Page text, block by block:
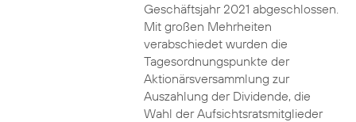
Geschäftsjahr 2021 abgeschlossen.
Mit großen Mehrheiten
verabschiedet wurden die
Tagesordnungspunkte der
Aktionärsversammlung zur
Auszahlung der Dividende, die
Wahl der Aufsichtsratsmitglieder